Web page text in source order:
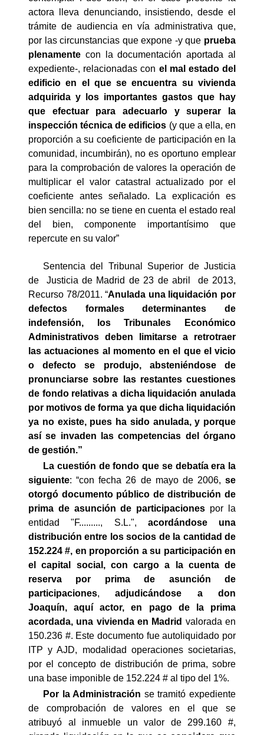
actora lleva denunciando, insistiendo, desde el
trámite de audiencia en vía administrativa que,
por las circunstancias que expone -y que prueba
plenamente con la documentación aportada al
expediente-, relacionadas con el mal estado del
edificio en el que se encuentra su vivienda
adquirida y los importantes gastos que hay
que efectuar para adecuarlo y superar la
inspección técnica de edificios (y que a ella, en
proporción a su coeficiente de participación en la
comunidad, incumbirán), no es oportuno emplear
para la comprobación de valores la operación de
multiplicar el valor catastral actualizado por el
coeficiente antes señalado. La explicación es
bien sencilla: no se tiene en cuenta el estado real
del bien, componente importantísimo que
repercute en su valor”
Sentencia del Tribunal Superior de Justicia
de
Justicia de Madrid de 23 de abril
de 2013,
Recurso 78/2011.“Anulada una liquidación por
defectos formales determinantes de
indefensión, los Tribunales Económico
Administrativos deben limitarse a retrotraer
las actuaciones al momento en el que el vicio
o defecto se produjo, absteniéndose de
pronunciarse sobre las restantes cuestiones
de fondo relativas a dicha liquidación anulada
por motivos de forma ya que dicha liquidación
ya no existe, pues ha sido anulada, y porque
así se invaden las competencias del órgano
de gestión.”
La cuestión de fondo que se debatía era la
siguiente: “con fecha 26 de mayo de 2006, se
otorgó documento público de distribución de
prima de asunción de participaciones por la
entidad "F........., S.L.", acordándose una
distribución entre los socios de la cantidad de
152.224 #, en proporción a su participación en
el capital social, con cargo a la cuenta de
reserva por prima de asunción de
participaciones,adjudicándose a don
Joaquín, aquí actor, en pago de la prima
acordada, una vivienda en Madrid valorada en
150.236 #. Este documento fue autoliquidado por
ITP y AJD, modalidad operaciones societarias,
por el concepto de distribución de prima, sobre
una base imponible de 152.224 # al tipo del 1%.
Por la Administración se tramitó expediente
de comprobación de valores en el que se
atribuyó al inmueble un valor de 299.160 #,